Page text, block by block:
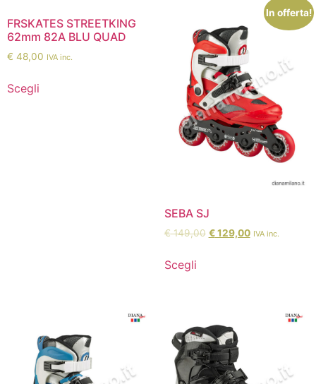
FRSKATES STREETKING
62mm 82A BLU QUAD
€ 48,00 IVA inc.
Scegli
In offerta!
SEBA SJ
€149,00 €129,00 IVA inc.
Scegli